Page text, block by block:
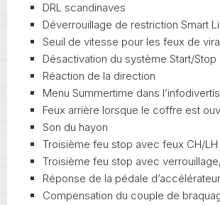
DRL scandinaves
Déverrouillage de restriction Smart
Seuil de vitesse pour les feux de
Désactivation du système Start/Stop
Réaction de la direction
Menu Summertime dans
Feux arrière lorsque le coffre est
Son du hayon
Troisième feu stop avec feux CH/LH
Troisième feu stop avec
Réponse de la pédale d’accélérateur
Compensation du couple de